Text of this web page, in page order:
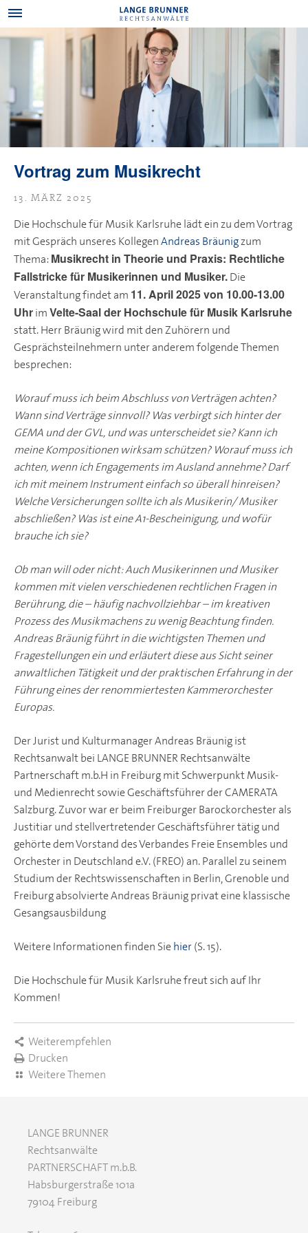
Vortrag zum Musikrecht
13. MÄRZ 2025
Die Hochschule für Musik Karlsruhe lädt ein zu dem Vortrag
mit Gespräch unseres KollegenAndreas Bräunigzum
Thema: Musikrecht in Theorie und Praxis: Rechtliche
Fallstricke für Musikerinnen und Musiker.Die
Veranstaltung findet am 11. April 2025 von 10.00-13.00
UhrimVelte-Saal der Hochschule für Musik Karlsruhe
statt. Herr Bräunig wird mit den Zuhörern und
Gesprächsteilnehmern unter anderem folgende Themen
besprechen:
Worauf muss ich beim Abschluss von Verträgen achten?
Wann sind Verträge sinnvoll? Was verbirgt sich hinter der
GEMA und der GVL, und was unterscheidet sie? Kann ich
meine Kompositionen wirksam schützen? Worauf muss ich
achten, wenn ich Engagements im Ausland annehme? Darf
ich mit meinem Instrument einfach so überall hinreisen?
Welche Versicherungen sollte ich als Musikerin/ Musiker
abschließen? Was ist eine A1-Bescheinigung, und wofür
brauche ich sie?
Ob man will oder nicht: Auch Musikerinnen und Musiker
kommen mit vielen verschiedenen rechtlichen Fragen in
Berührung, die – häufig nachvollziehbar – im kreativen
Prozess des Musikmachens zu wenig Beachtung finden.
Andreas Bräunig führt in die wichtigsten Themen und
Fragestellungen ein und erläutert diese aus Sicht seiner
anwaltlichen Tätigkeit und der praktischen Erfahrung in der
Führung eines der renommiertesten Kammerorchester
Europas.
Der Jurist und Kulturmanager Andreas Bräunig ist
Rechtsanwalt bei LANGE BRUNNER Rechtsanwälte
Partnerschaft m.b.H in Freiburg mit Schwerpunkt Musik-
und Medienrecht sowie Geschäftsführer der CAMERATA
Salzburg. Zuvor war er beim Freiburger Barockorchester als
Justitiar und stellvertretender Geschäftsführer tätig und
gehörte dem Vorstand des Verbandes Freie Ensembles und
Orchester in Deutschland e.V. (FREO) an. Parallel zu seinem
Studium der Rechtswissenschaften in Berlin, Grenoble und
Freiburg absolvierte Andreas Bräunig privat eine klassische
Gesangsausbildung
Weitere Informationen finden Siehier(S. 15).
Die Hochschule für Musik Karlsruhe freut sich auf Ihr
Kommen!
Weiterempfehlen
Drucken
Weitere Themen
LANGE BRUNNER
Rechtsanwälte
PARTNERSCHAFT m.b.B.
Habsburgerstraße 101a
79104 Freiburg